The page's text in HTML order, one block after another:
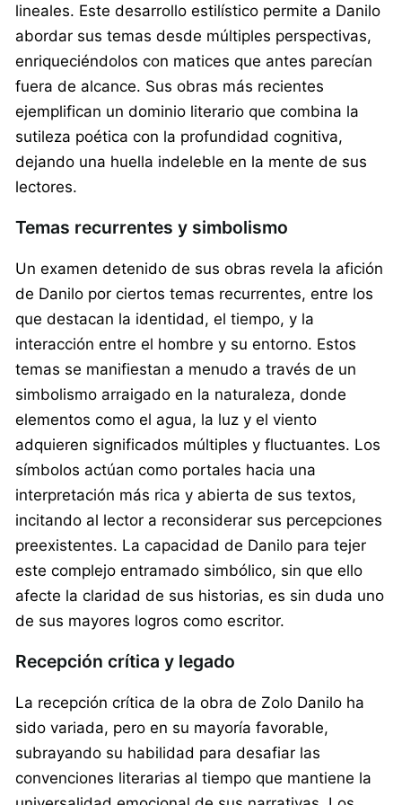
lineales. Este desarrollo estilístico permite a Danilo
abordar sus temas desde múltiples perspectivas,
enriqueciéndolos con matices que antes parecían
fuera de alcance. Sus obras más recientes
ejemplifican un dominio literario que combina la
sutileza poética con la profundidad cognitiva,
dejando una huella indeleble en la mente de sus
lectores.
Temas recurrentes y simbolismo
Un examen detenido de sus obras revela la afición
de Danilo por ciertos temas recurrentes, entre los
que destacan la identidad, el tiempo, y la
interacción entre el hombre y su entorno. Estos
temas se manifiestan a menudo a través de un
simbolismo arraigado en la naturaleza, donde
elementos como el agua, la luz y el viento
adquieren significados múltiples y fluctuantes. Los
símbolos actúan como portales hacia una
interpretación más rica y abierta de sus textos,
incitando al lector a reconsiderar sus percepciones
preexistentes. La capacidad de Danilo para tejer
este complejo entramado simbólico, sin que ello
afecte la claridad de sus historias, es sin duda uno
de sus mayores logros como escritor.
Recepción crítica y legado
La recepción crítica de la obra de Zolo Danilo ha
sido variada, pero en su mayoría favorable,
subrayando su habilidad para desafiar las
convenciones literarias al tiempo que mantiene la